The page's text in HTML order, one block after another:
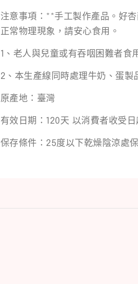
注意事項：**手工製作產品。好
正常物理現象，請安心食用。
1、老人與兒童或有吞咽困難者食
2、本生產線同時處理牛奶、蛋製
原產地：臺灣
有效日期：120天 以消費者收受
保存條件：25度以下乾燥陰涼處